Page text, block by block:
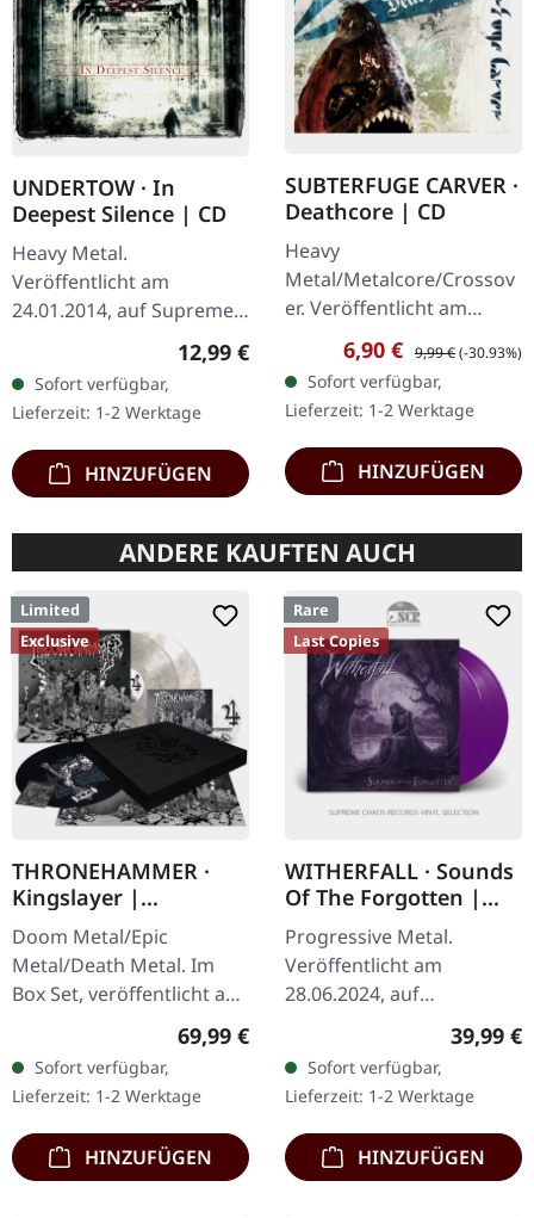
UNDERTOW · In
Deepest Silence | CD
Heavy Metal.
Veröffentlicht am
24.01.2014, auf Supreme
Chaos Records. CD im
Jewelcase. Heavy wie
Hölle und dennoch
abwechslungsreich. Das
neue Album…
Regulärer Preis:
12,99 €
Sofort verfügbar,
Lieferzeit: 1-2 Werktage
HINZUFÜGEN
SUBTERFUGE CARVER ·
Deathcore | CD
Heavy
Metal/Metalcore/Crossov
er. Veröffentlicht am
08.02.2008, auf Supreme
Chaos Records. CD im
Jewelcase mit 12-seitigem
Booklet. Subterfuge
Carver…
Verkaufspreis:
6,90 € Regulärer Preis:
9,99 €(-30.93%)
Sofort verfügbar,
Lieferzeit: 1-2 Werktage
HINZUFÜGEN
ANDERE KAUFTEN AUCH
Limited
Exclusive
THRONEHAMMER ·
Kingslayer |
EXCLUSIVE BOX SET
Doom Metal/Epic
Metal/Death Metal. Im
Box Set, veröffentlicht am
24.11.2023, auf Supreme
Chaos Records. Schwere
Holzbox mit speziellem
Schwarz in…
Regulärer Preis:
69,99 €
Sofort verfügbar,
Lieferzeit: 1-2 Werktage
HINZUFÜGEN
Rare
Last Copies
WITHERFALL · Sounds
Of The Forgotten |
PURPLE 2LP
Progressive Metal.
Veröffentlicht am
28.06.2024, auf
Deathwave Records.
Purple Doppel-Vinyl im
Gatefold-Cover. Witherfall
haben sich mit "Sounds
Of…
39,99 €
Sofort verfügbar,
Lieferzeit: 1-2 Werktage
HINZUFÜGEN